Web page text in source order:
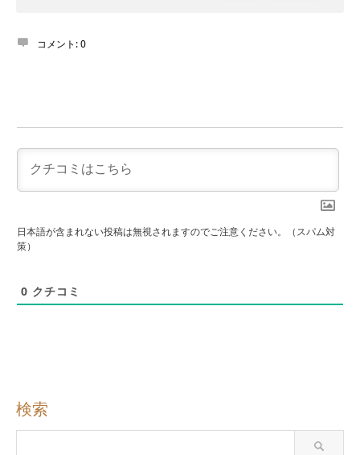
コメント:0
日本語が含まれない投稿は無視されますのでご注意ください。（スパム対
策）
0 クチコミ
検索